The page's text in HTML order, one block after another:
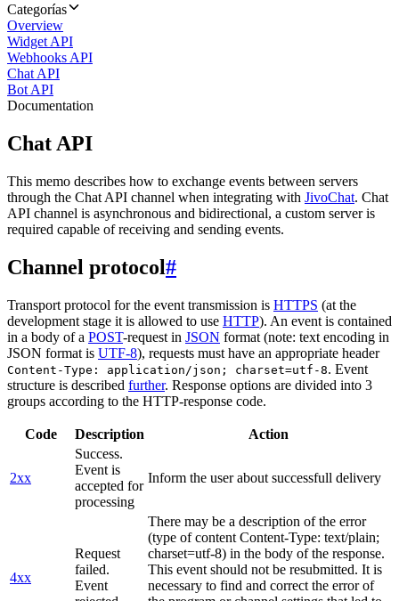
Categorías
Overview
Widget API
Webhooks API
Chat API
Bot API
Documentation
Chat API
This memo describes how to exchange events between servers
through the Chat API channel when integrating with JivoChat. Chat
API channel is asynchronous and bidirectional, a custom server is
required capable of receiving and sending events.
Channel protocol#
Transport protocol for the event transmission is HTTPS (at the
development stage it is allowed to use HTTP). An event is contained
in a body of a POST-request in JSON format (note: text encoding in
JSON format is UTF-8), requests must have an appropriate header
Content-Type: application/json; charset=utf-8. Event
structure is described further. Response options are divided into 3
groups according to the HTTP-response code.
Code Description Action
2xx
Success.
Event is
accepted for
processing
Inform the user about successfull delivery
4xx
Request
failed.
Event
There may be a description of the error
(type of content Content-Type: text/plain;
charset=utf-8) in the body of the response.
This event should not be resubmitted. It is
necessary to find and correct the error of